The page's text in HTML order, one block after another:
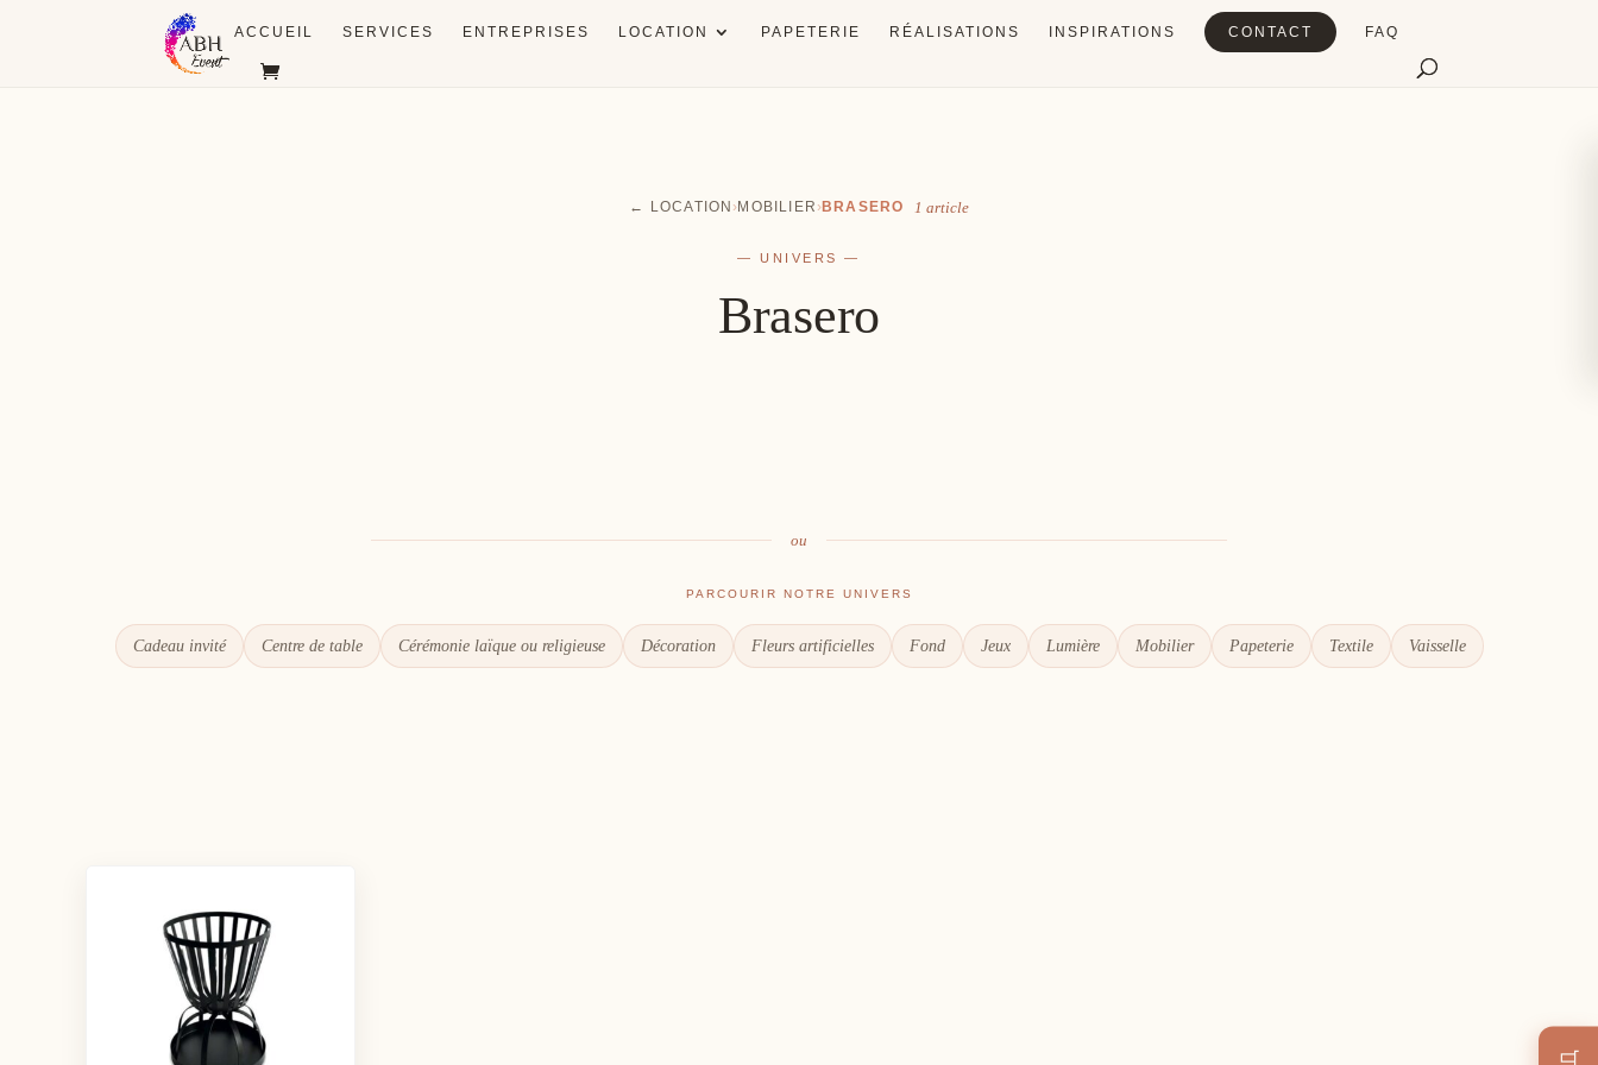
ACCUEIL SERVICES ENTREPRISES LOCATION PAPETERIE RÉALISATIONS INSPIRATIONS CONTACT FAQ
← LOCATION ›MOBILIER ›BRASERO 1 article
— UNIVERS —
Brasero
ou
PARCOURIR NOTRE UNIVERS
Cadeau invité Centre de table Cérémonie laïque ou religieuse Décoration Fleurs artificielles Fond Jeux Lumière Mobilier Papeterie Textile Vaisselle